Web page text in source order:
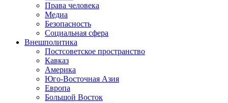
Права человека
Медиа
Безопасность
Социальная сфера
Внешполитика
Постсоветское пространство
Кавказ
Америка
Юго-Восточная Азия
Европа
Большой Восток